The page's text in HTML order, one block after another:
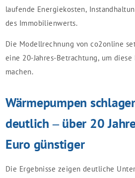
laufende Energiekosten,
des Immobilienwerts.
Die Modellrechnung von co2online
eine 20-Jahres-Betrachtung, um
machen.
Wärmepumpen
deutlich – über 20
Euro günstiger
Die Ergebnisse zeigen deutliche